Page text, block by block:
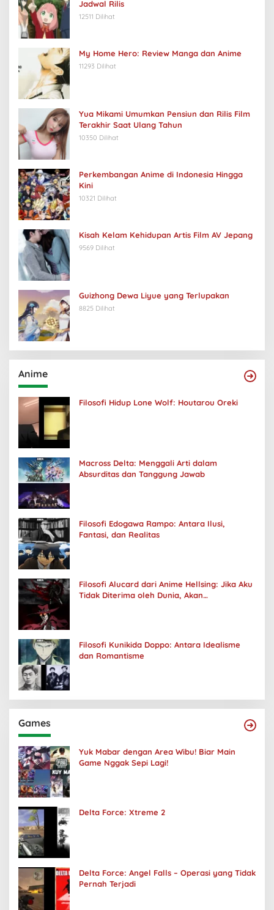
Jadwal Rilis
12511 Dilihat
My Home Hero: Review Manga dan Anime
11293 Dilihat
Yua Mikami Umumkan Pensiun dan Rilis Film
Terakhir Saat Ulang Tahun
10350 Dilihat
Perkembangan Anime di Indonesia Hingga
Kini
10321 Dilihat
Kisah Kelam Kehidupan Artis Film AV Jepang
9569 Dilihat
Guizhong Dewa Liyue yang Terlupakan
8825 Dilihat
Anime
Filosofi Hidup Lone Wolf: Houtarou Oreki
Macross Delta: Menggali Arti dalam
Absurditas dan Tanggung Jawab
Filosofi Edogawa Rampo: Antara Ilusi,
Fantasi, dan Realitas
Filosofi Alucard dari Anime Hellsing: Jika Aku
Tidak Diterima oleh Dunia, Akan
Filosofi Kunikida Doppo: Antara Idealisme
dan Romantisme
Games
Yuk Mabar dengan Area Wibu! Biar Main
Game Nggak Sepi Lagi!
Delta Force: Xtreme 2
Delta Force: Angel Falls – Operasi yang Tidak
Pernah Terjadi